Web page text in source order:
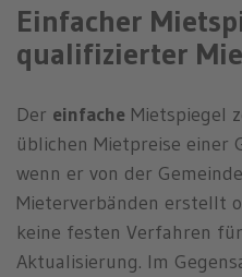
Einfacher
qualifizierter
Der einfache Mietspiegel
üblichen Mietpreise einer
wenn er von der
Mieterverbänden erstellt
keine festen Verfahren
Aktualisierung. Im